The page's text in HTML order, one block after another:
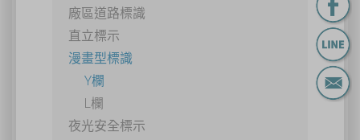
廠區道路標識
直立標示
漫畫型標識
Y欄
L欄
夜光安全標示